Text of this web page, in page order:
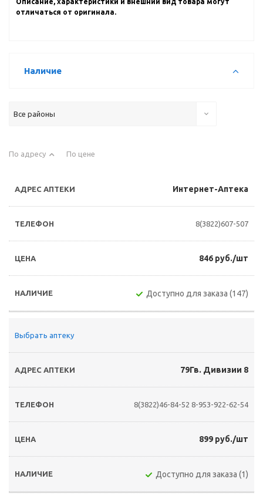
отличаться от оригинала.
Наличие
Все районы
По адресу По цене
Интернет-Аптека
8(3822)607-507
846 руб./шт
Доступно для заказа (147)
Выбрать аптеку
79Гв. Дивизии 8
8(3822)46-84-52 8-953-922-62-54
899 руб./шт
Доступно для заказа (1)